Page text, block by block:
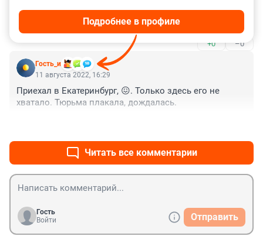
Опять эта никому не нужная полиция...
+0 –0
Гость_и
Подробнее в профиле
11 августа 2022, 16:29
Приехал в Екатеринбург, 😖. Только здесь его не
хватало. Тюрьма плакала, дождалась.
Читать все комментарии
Гость
Войти
Отправить